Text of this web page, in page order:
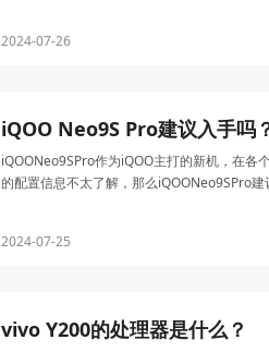
2024-07-26
iQOO Neo9S Pro建议入手吗
iQOONeo9SPro作为iQOO主打的新机，在各
的配置信息不太了解，那么iQOONeo9SPro建
2024-07-25
vivo Y200的处理器是什么？